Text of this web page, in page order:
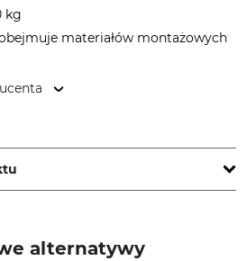
kg
materiałów montażowych
alternatywy